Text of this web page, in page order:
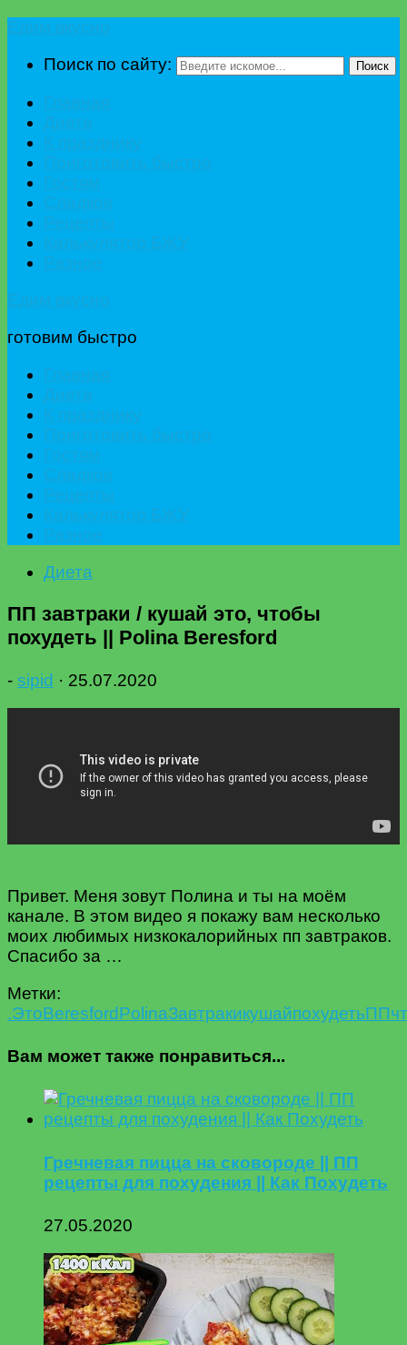
Поиск по сайту:
Поиск
готовим быстро
Диета
ПП завтраки / кушай это, чтобы
похудеть || Polina Beresford
- sipid · 25.07.2020
Привет. Меня зовут Полина и ты на моём
канале. В этом видео я покажу вам несколько
моих любимых низкокалорийных пп завтраков.
Спасибо за …
Метки:
.ЭтоBeresfordPolinaЗавтракикушайпохудетьПП
Вам может также понравиться...
Гречневая пицца на сковороде || ПП
рецепты для похудения || Как Похудеть
27.05.2020